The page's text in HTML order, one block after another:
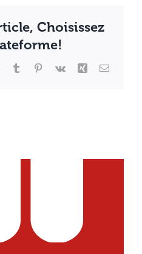
Choisissez
TumblrPinterest
Vk Xing Email